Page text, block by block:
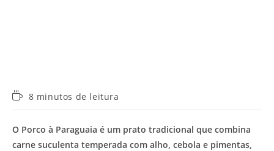
Tempo8 minutos de leitura
O Porco à Paraguaia é um prato tradicional que combina
carne suculenta temperada com alho, cebola e pimentas,